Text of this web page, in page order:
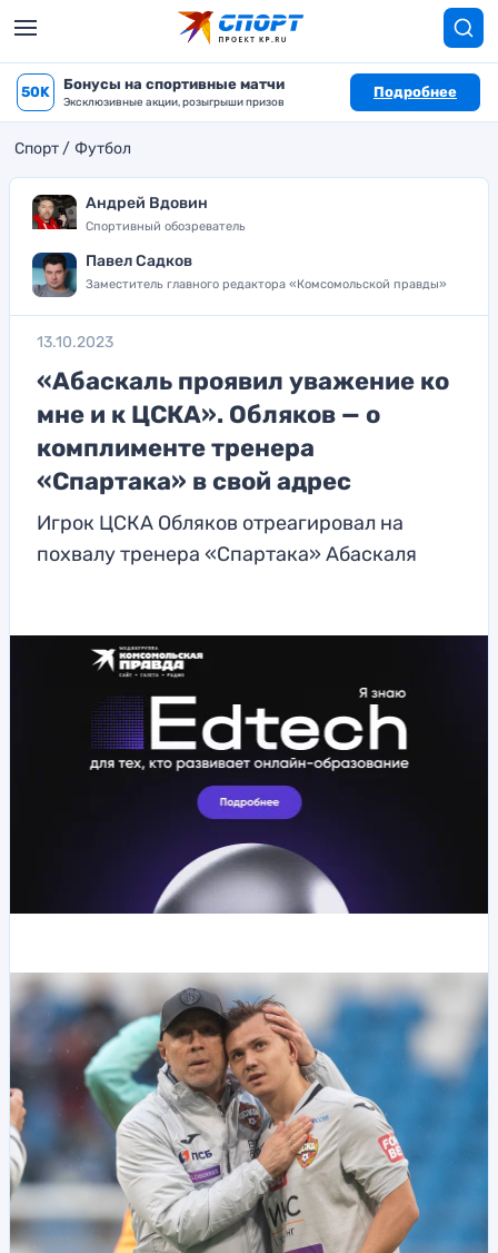
50K Бонусы на спортивные матчи
Эксклюзивные акции, розыгрыши призов
Подробнее
Спорт Футбол
Андрей Вдовин
Спортивный обозреватель
Павел Садков
Заместитель главного редактора «Комсомольской правды»
13.10.2023
«Абаскаль проявил уважение ко
мне и к ЦСКА». Обляков — о
комплименте тренера
«Спартака» в свой адрес
Игрок ЦСКА Обляков отреагировал на
похвалу тренера «Спартака» Абаскаля